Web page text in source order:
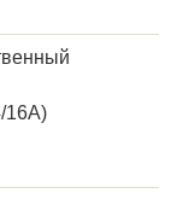
16А)